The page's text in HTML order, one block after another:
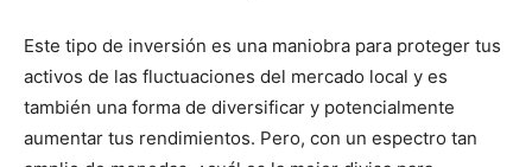
Este tipo de inversión es una maniobra para proteger tus
activos de las fluctuaciones del mercado local y es
también una forma de diversificar y potencialmente
aumentar tus rendimientos. Pero, con un espectro tan